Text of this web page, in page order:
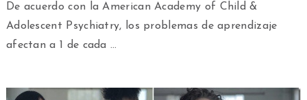
De acuerdo con la American Academy of Child &
Adolescent Psychiatry, los problemas de aprendizaje
afectan a 1 de cada …